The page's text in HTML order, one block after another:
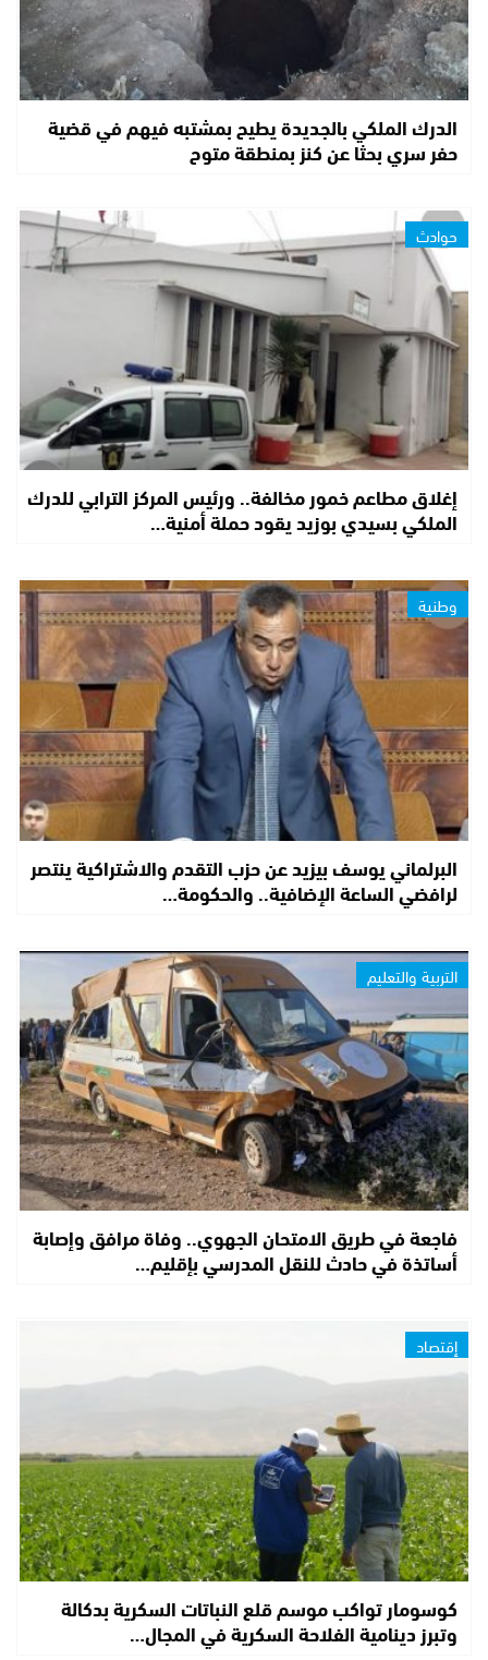
الدرك الملكي بالجديدة يطيح بمشتبه فيهم في قضية
حفر سري بحثا عن كنز بمنطقة متوح
حوادث
إغلاق مطاعم خمور مخالفة.. ورئيس المركز الترابي للدرك
الملكي بسيدي بوزيد يقود حملة أمنية…
وطنية
البرلماني يوسف بيزيد عن حزب التقدم والاشتراكية ينتصر
لرافضي الساعة الإضافية.. والحكومة…
التربية والتعليم
فاجعة في طريق الامتحان الجهوي.. وفاة مرافق وإصابة
أساتذة في حادث للنقل المدرسي بإقليم…
إقتصاد
كوسومار تواكب موسم قلع النباتات السكرية بدكالة
وتبرز دينامية الفلاحة السكرية في المجال…